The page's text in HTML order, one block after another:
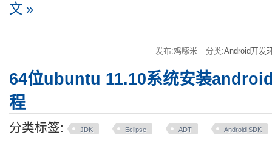
文 »
发布:鸡啄米 分类:Android开发
64位ubuntu 11.10系统安装
程
分类标签: JDK Eclipse ADT Android SDK